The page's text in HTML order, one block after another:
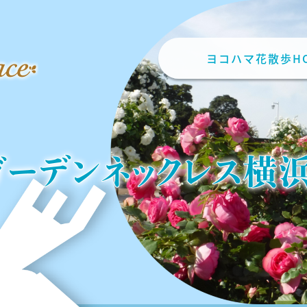
ヨコハマ花散歩